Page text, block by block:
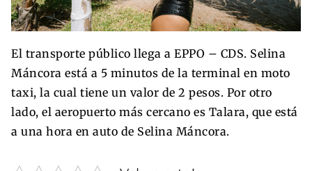
El transporte público llega a EPPO – CDS. Selina
Máncora está a 5 minutos de la terminal en moto
taxi, la cual tiene un valor de 2 pesos. Por otro
lado, el aeropuerto más cercano es Talara, que está
a una hora en auto de Selina Máncora.